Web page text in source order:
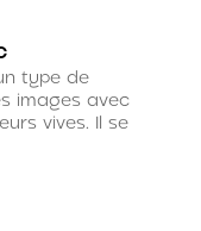
type de
images avec
vives. Il se